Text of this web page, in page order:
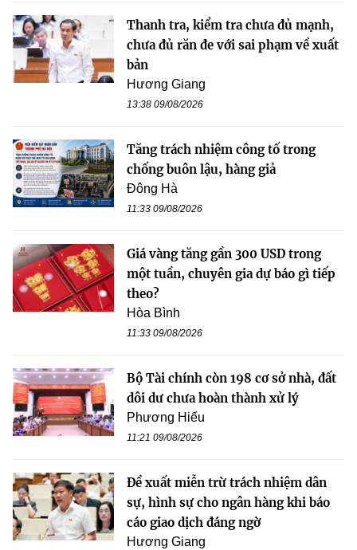
Thanh tra, kiểm tra chưa đủ mạnh,
chưa đủ răn đe với sai phạm về xuất
bản
Hương Giang
13:38 09/08/2026
Tăng trách nhiệm công tố trong
chống buôn lậu, hàng giả
Đông Hà
11:33 09/08/2026
Giá vàng tăng gần 300 USD trong
một tuần, chuyên gia dự báo gì tiếp
theo?
Hòa Bình
11:33 09/08/2026
Bộ Tài chính còn 198 cơ sở nhà, đất
dôi dư chưa hoàn thành xử lý
Phương Hiếu
11:21 09/08/2026
Đề xuất miễn trừ trách nhiệm dân
sự, hình sự cho ngân hàng khi báo
cáo giao dịch đáng ngờ
Hương Giang